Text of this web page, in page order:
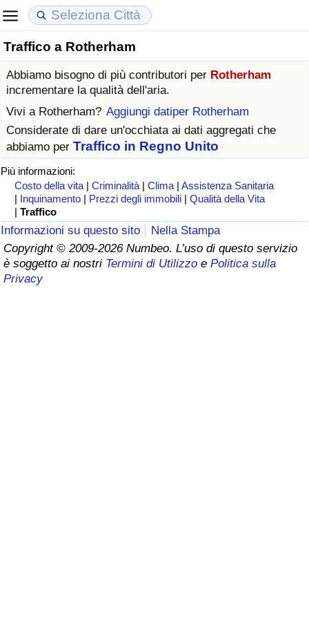
Traffico a Rotherham
Abbiamo bisogno di più contributori per Rotherham
incrementare la qualità dell'aria.
Vivi a Rotherham? Aggiungi datiper Rotherham
Considerate di dare un'occhiata ai dati aggregati che
abbiamo per Traffico in Regno Unito
Più informazioni:
Costo della vita |Criminalità |Clima |Assistenza Sanitaria
| Inquinamento | Prezzi degli immobili |Qualità della Vita
|Traffico
Informazioni su questo sito
Nella Stampa
Copyright © 2009-2026 Numbeo. L’uso di questo servizio
è soggetto ai nostri Termini di Utilizzo e Politica sulla
Privacy
Costo della vita
Indice Del Costo Della Vita (corrente)
Indice Del Costo Della Vita
Indice del Costo della Vita per Nazione
ad Aqaba
Prezzi degli immobili
Indice del Prezzo delle Case (Corrente)
Indice del Prezzo delle Case
Indice del Prezzo delle Case per Nazione
Qualità della Vita
Indice della Qualità della Vita
Indice della Qualità della Vita (Corrente)
Indice della qualità della vita per Paese
Criminalità
Indice del Tasso di Criminalità (Corrente)
Indice della Criminalità